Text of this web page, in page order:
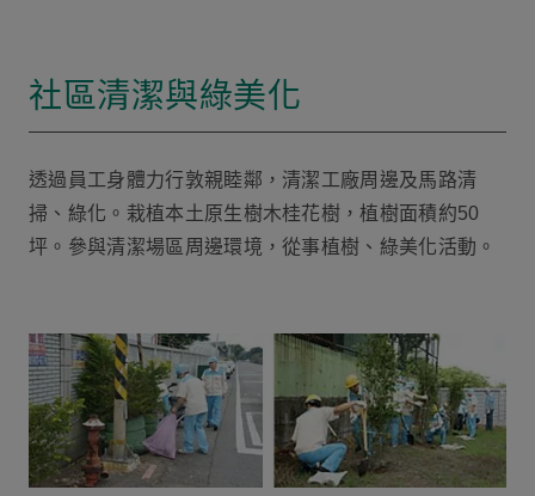
社區清潔與綠美化
透過員工身體力行敦親睦鄰，清潔工廠周邊及馬路清
掃、綠化。栽植本土原生樹木桂花樹，植樹面積約50
坪。參與清潔場區周邊環境，從事植樹、綠美化活動。